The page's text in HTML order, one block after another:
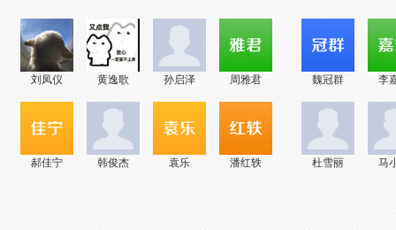
刘凤仪 黄逸歌 孙启泽 周雅君
郝佳宁 韩俊杰 袁乐 潘红轶
魏冠群 李
杜雪丽 马